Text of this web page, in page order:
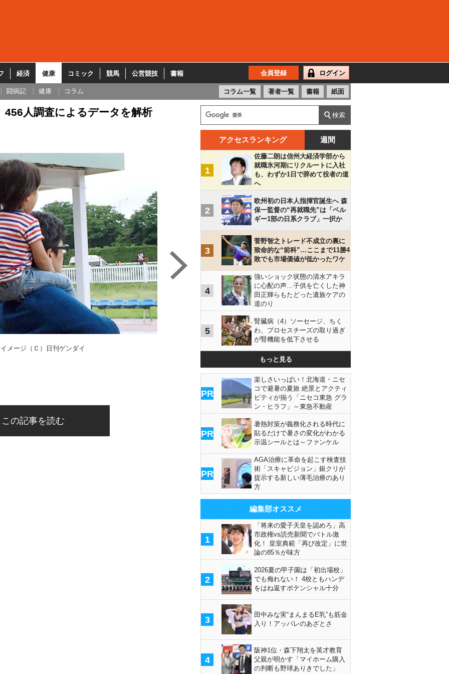
経済 健康 コミック 競馬 公営競技 書籍 会員登録 ログイン
闘病記 健康 コラム コラム一覧 著者一覧 書籍 紙面
456人調査によるデータを解析
メージ（Ｃ）日刊ゲンダイ
この記事を読む
アクセスランキング 週間
1
佐藤二朗は信州大経済学部から
就職氷河期にリクルートに入社
も、わずか1日で辞めて役者の道
へ
2
欧州初の日本人指揮官誕生へ 森
保一監督の“再就職先”は「ベル
ギー1部の日系クラブ」一択か
3
菅野智之トレード不成立の裏に
致命的な“前科”…ここまで11勝4
敗でも市場価値が低かったワケ
4
強いショック状態の清水アキラ
に心配の声…子供を亡くした神
田正輝らもたどった遺族ケアの
道のり
5
腎臓病（4）ソーセージ、ちく
わ、プロセスチーズの取り過ぎ
が腎機能を低下させる
もっと見る
PR
楽しさいっぱい！北海道・ニセ
コで避暑の夏旅 絶景とアクティ
ビティが揃う「ニセコ東急 グラ
ン・ヒラフ」～東急不動産
PR
暑熱対策が義務化される時代に
貼るだけで暑さの変化がわかる
示温シールとは～ファンケル
PR
AGA治療に革命を起こす検査技
術「スキャビジョン」銀クリが
提示する新しい薄毛治療のあり
方
編集部オススメ
1
「将来の愛子天皇を認めろ」高
市政権vs読売新聞でバトル激
化！ 皇室典範「再び改定」に世
論の85％が味方
2
2026夏の甲子園は「初出場校」
でも侮れない！ 4校ともハンデ
をはね返すポテンシャル十分
3
田中みな実“まんまるE乳”も筋金
入り！アッパレのあざとさ
4
阪神1位・森下翔太を英才教育
父親が明かす「マイホーム購入
の判断も野球ありきでした」